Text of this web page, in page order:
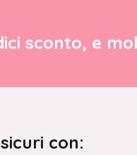
sconto, e
con: